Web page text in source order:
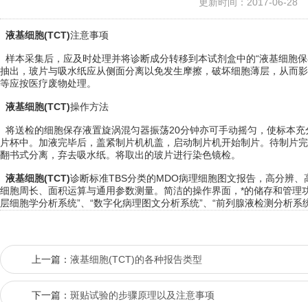
液基细胞(TCT)注意事项
样本采集后，应及时处理并将诊断成分转移到本试剂盒中的“液基细胞
抽出，玻片与吸水纸应从侧面分离以免发生摩擦，破坏细胞薄层，从而
等应按医疗废物处理。
液基细胞(TCT)操作方法
将送检的细胞保存液置旋涡混匀器振荡20分钟亦可手动摇匀，使标本
片杯中。加液完毕后，盖紧制片机机盖，启动制片机开始制片。待制
翻书式分离，弃去吸水纸。将取出的玻片进行染色镜检。
液基细胞(TCT)诊断标准TBS分类的MDO病理细胞图文报告，高分辨
细胞周长、面积运算与通用参数测量。简洁的操作界面，*的储存和管
层细胞学分析系统”、“数字化病理图文分析系统”、“前列腺液检测分析
上一篇： 液基细胞(TCT)的各种报告类型
下一篇： 斑贴试验的步骤原理以及注意事项